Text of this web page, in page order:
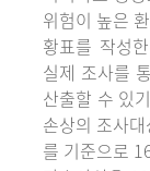
위험이 높은
황표를 작성
실제 조사를
산출할 수 있
손상의 조사
를 기준으로